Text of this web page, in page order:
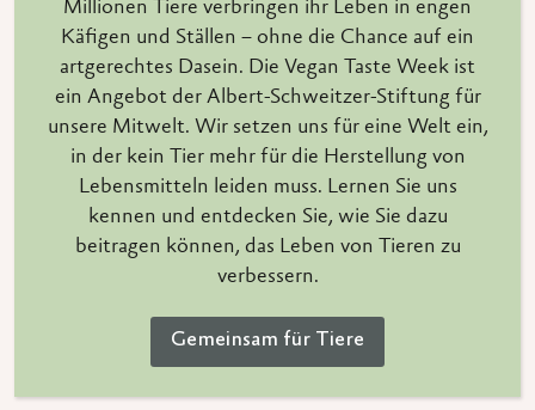
Millionen Tiere verbringen ihr Leben in engen
Käfigen und Ställen – ohne die Chance auf ein
artgerechtes Dasein. Die Vegan Taste Week ist
ein Angebot der Albert-Schweitzer-Stiftung für
unsere Mitwelt. Wir setzen uns für eine Welt ein,
in der kein Tier mehr für die Herstellung von
Lebensmitteln leiden muss. Lernen Sie uns
kennen und entdecken Sie, wie Sie dazu
beitragen können, das Leben von Tieren zu
verbessern.
Gemeinsam für Tiere